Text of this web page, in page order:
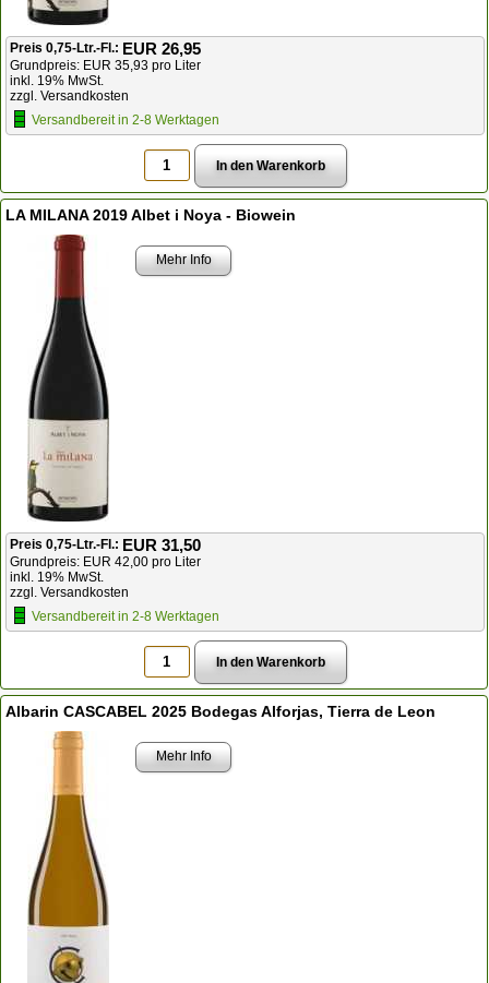
Preis 0,75-Ltr.-Fl.: EUR 26,95
Grundpreis: EUR 35,93 pro Liter
inkl. 19% MwSt.
zzgl. Versandkosten
Versandbereit in 2-8 Werktagen
LA MILANA 2019 Albet i Noya - Biowein
Mehr Info
Preis 0,75-Ltr.-Fl.: EUR 31,50
Grundpreis: EUR 42,00 pro Liter
inkl. 19% MwSt.
zzgl. Versandkosten
Versandbereit in 2-8 Werktagen
Albarin CASCABEL 2025 Bodegas Alforjas, Tierra de Leon
Mehr Info